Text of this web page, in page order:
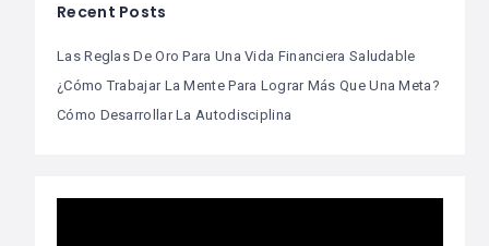
Recent Posts
Las Reglas De Oro Para Una Vida Financiera Saludable
¿Cómo Trabajar La Mente Para Lograr Más Que Una Meta?
Cómo Desarrollar La Autodisciplina